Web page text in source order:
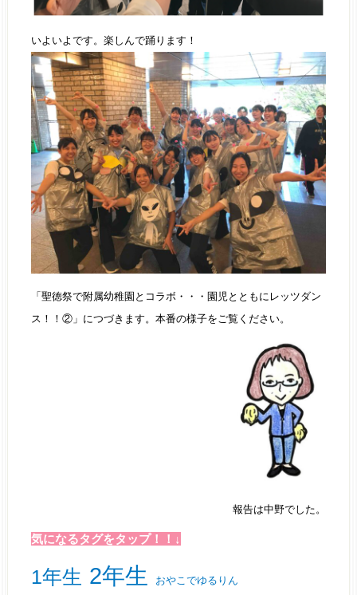
いよいよです。楽しんで踊ります！
「聖徳祭で附属幼稚園とコラボ・・・園児とともにレッツダン
ス！！②」につづきます。本番の様子をご覧ください。
報告は中野でした。
気になるタグをタップ！！↓
1年生 2年生 おやこでゆるりん